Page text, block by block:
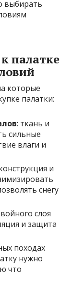
выбирать
палатке
которые
палатки:
: ткань и
сильные
влаги и
и
снегу
слоя
и защита
походах
нужно
что